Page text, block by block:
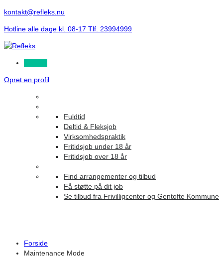
kontakt@refleks.nu
Hotline alle dage kl. 08-17 Tlf. 23994999
Opret en profil
Fuldtid
Deltid & Fleksjob
Virksomhedspraktik
Fritidsjob under 18 år
Fritidsjob over 18 år
Find arrangementer og tilbud
Få støtte på dit job
Se tilbud fra Frivilligcenter og Gentofte Kommune
Forside
Maintenance Mode